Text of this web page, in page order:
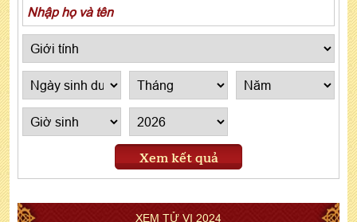
Xem kết quả
XEM TỬ VI 2024